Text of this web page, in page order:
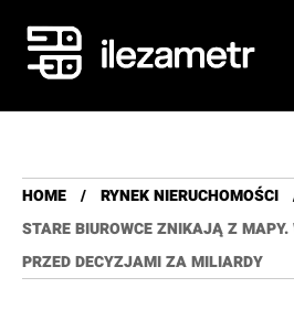
HOME
RYNEK NIERUCHOMOŚCI
STARE BIUROWCE ZNIKAJĄ Z
PRZED DECYZJAMI ZA MILIARDY